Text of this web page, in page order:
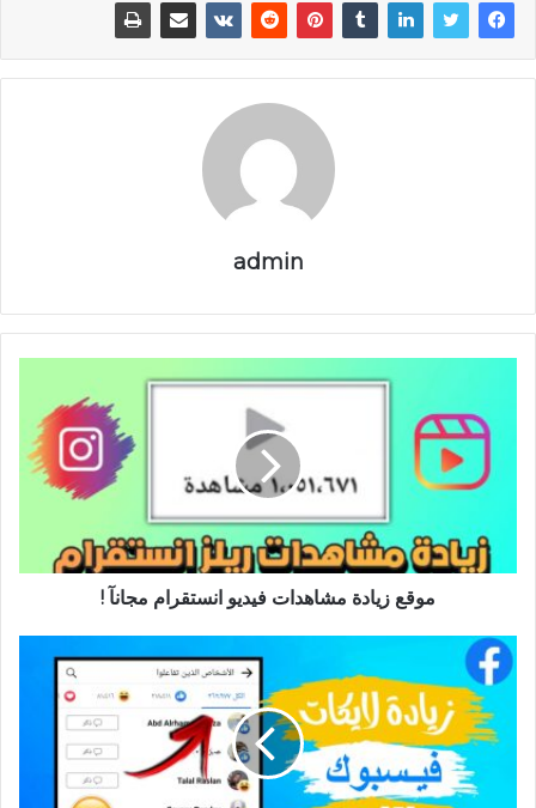
admin
موقع زيادة مشاهدات فيديو انستقرام مجانآ !